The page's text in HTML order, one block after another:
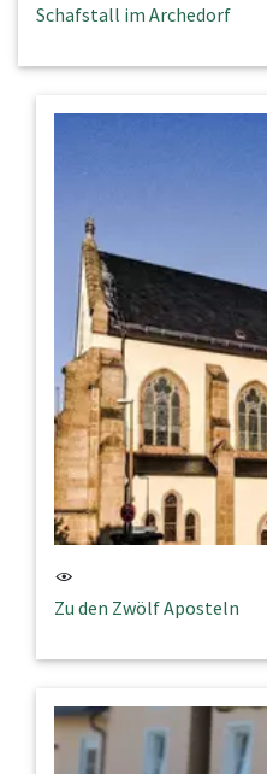
Schafstall im Archedorf
Zu den Zwölf Aposteln